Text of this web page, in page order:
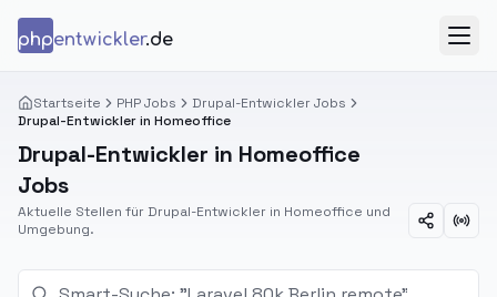
phpentwickler.de
Startseite PHP Jobs
Drupal-Entwickler Jobs
Drupal-Entwickler in Homeoffice
Drupal-Entwickler in Homeoffice
Jobs
Aktuelle Stellen für Drupal-Entwickler in Homeoffice und
Umgebung.